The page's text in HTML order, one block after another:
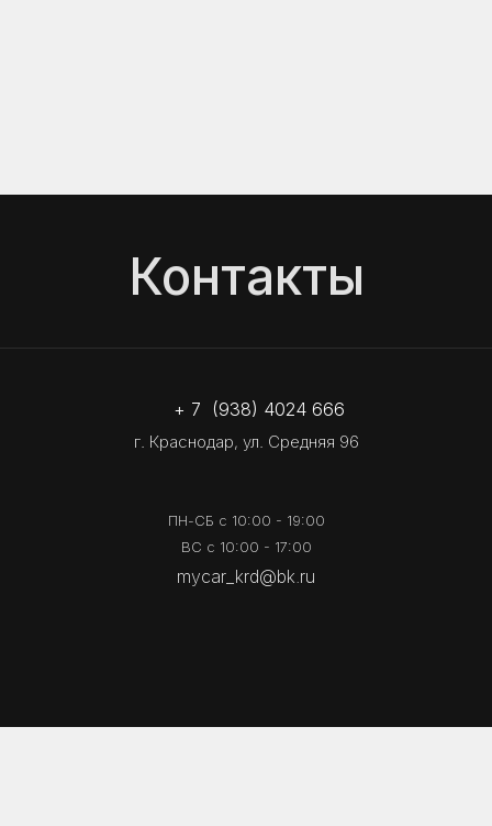
Контакты
+ 7 (938) 4024 666
г. Краснодар, ул. Средняя 96
ПН-СБ с 10:00 - 19:00
ВС с 10:00 - 17:00
mycar_krd@bk.ru